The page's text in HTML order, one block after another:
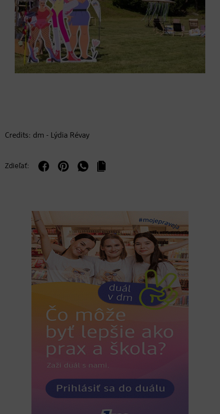
Credits: dm - Lýdia Révay
Zdieľať: